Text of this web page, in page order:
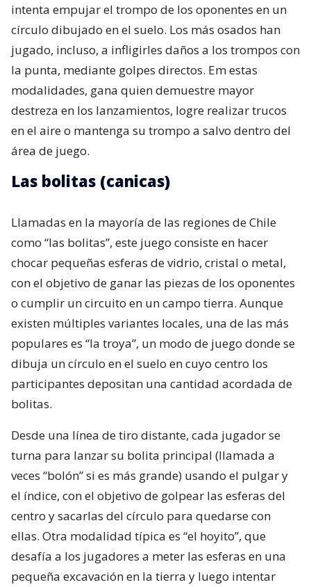
intenta empujar el trompo de los oponentes en un
círculo dibujado en el suelo. Los más osados han
jugado, incluso, a infligirles daños a los trompos con
la punta, mediante golpes directos. Em estas
modalidades, gana quien demuestre mayor
destreza en los lanzamientos, logre realizar trucos
en el aire o mantenga su trompo a salvo dentro del
área de juego.
Las bolitas (canicas)
Llamadas en la mayoría de las regiones de Chile
como “las bolitas”, este juego consiste en hacer
chocar pequeñas esferas de vidrio, cristal o metal,
con el objetivo de ganar las piezas de los oponentes
o cumplir un circuito en un campo tierra. Aunque
existen múltiples variantes locales, una de las más
populares es “la troya”, un modo de juego donde se
dibuja un círculo en el suelo en cuyo centro los
participantes depositan una cantidad acordada de
bolitas.
Desde una línea de tiro distante, cada jugador se
turna para lanzar su bolita principal (llamada a
veces “bolón” si es más grande) usando el pulgar y
el índice, con el objetivo de golpear las esferas del
centro y sacarlas del círculo para quedarse con
ellas. Otra modalidad típica es “el hoyito”, que
desafía a los jugadores a meter las esferas en una
pequeña excavación en la tierra y luego intentar